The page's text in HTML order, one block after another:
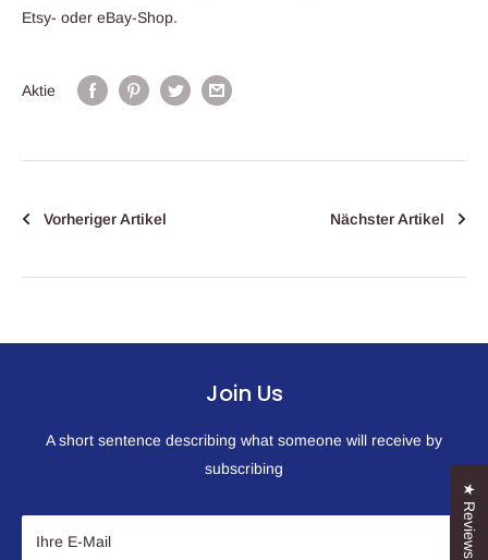
Etsy- oder eBay-Shop.
Aktie
Vorheriger Artikel Nächster Artikel
Join Us
A short sentence describing what someone will receive by
subscribing
Ihre E-Mail ★ Reviews